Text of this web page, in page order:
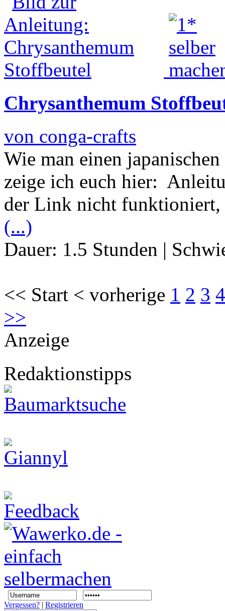
Chrysanthemum
von conga-crafts
Wie man einen
zeige ich euch hier:
der Link nicht
(...)
Dauer: 1.5 Stunden |
<< Start < vorherige 1 2 3 4
>>
Anzeige
Redaktionstipps
Vergessen? | Registrieren